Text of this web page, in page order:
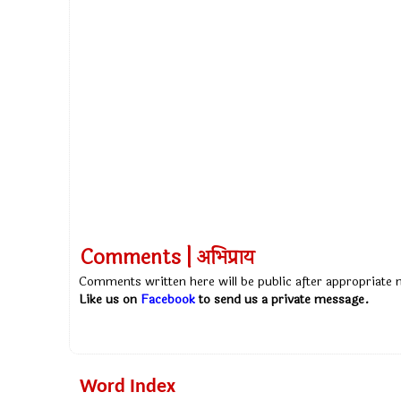
Comments | अभिप्राय
Comments written here will be public after appropriate
Like us on Facebookto send us a private message.
Word Index